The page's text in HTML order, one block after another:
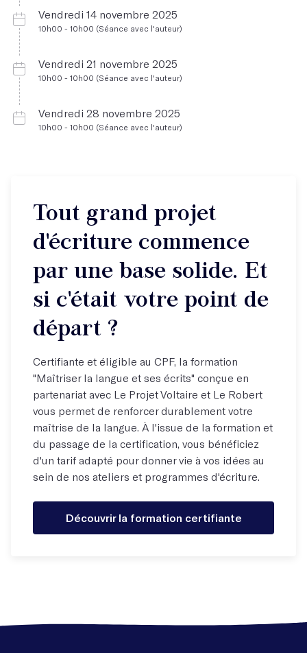
Vendredi 14 novembre 2025
10h00 - 10h00 (Séance avec l'auteur)
Vendredi 21 novembre 2025
10h00 - 10h00 (Séance avec l'auteur)
Vendredi 28 novembre 2025
10h00 - 10h00 (Séance avec l'auteur)
Tout grand projet
d'écriture commence
par une base solide. Et
si c'était votre point de
départ ?
Certifiante et éligible au CPF, la formation
"Maîtriser la langue et ses écrits" conçue en
partenariat avec Le Projet Voltaire et Le Robert
vous permet de renforcer durablement votre
maîtrise de la langue. À l'issue de la formation et
du passage de la certification, vous bénéficiez
d'un tarif adapté pour donner vie à vos idées au
sein de nos ateliers et programmes d'écriture.
Découvrir la formation certifiante